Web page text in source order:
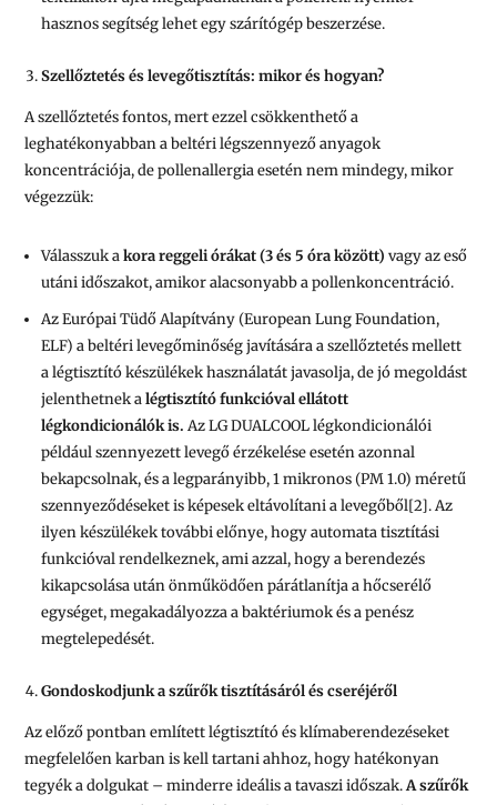
hasznos segítség lehet egy szárítógép beszerzése.
Szellőztetés és levegőtisztítás: mikor és hogyan?
A szellőztetés fontos, mert ezzel csökkenthető a
leghatékonyabban a beltéri légszennyező anyagok
koncentrációja, de pollenallergia esetén nem mindegy, mikor
végezzük:
Válasszuk akora reggeli órákat (3 és 5 óra között) vagy az eső
utáni időszakot, amikor alacsonyabb a pollenkoncentráció.
Az Európai Tüdő Alapítvány (European Lung Foundation,
ELF) a beltéri levegőminőség javítására a szellőztetés mellett
a légtisztító készülékek használatát javasolja, de jó megoldást
jelenthetnek alégtisztító funkcióval ellátott
légkondicionálók is.Az LG DUALCOOL légkondicionálói
például szennyezett levegő érzékelése esetén azonnal
bekapcsolnak, és a legparányibb, 1 mikronos (PM 1.0) méretű
szennyeződéseket is képesek eltávolítani a levegőből[2]. Az
ilyen készülékek további előnye, hogy automata tisztítási
funkcióval rendelkeznek, ami azzal, hogy a berendezés
kikapcsolása után önműködően párátlanítja a hőcserélő
egységet, megakadályozza a baktériumok és a penész
megtelepedését.
Gondoskodjunk a szűrők tisztításáról és cseréjéről
Az előző pontban említett légtisztító és klímaberendezéseket
megfelelően karban is kell tartani ahhoz, hogy hatékonyan
tegyék a dolgukat – minderre ideális a tavaszi időszak.A szűrők